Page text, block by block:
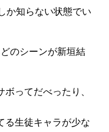
か知らない状態でい
のシーンが新垣結
ってだべったり、
る生徒キャラが少な